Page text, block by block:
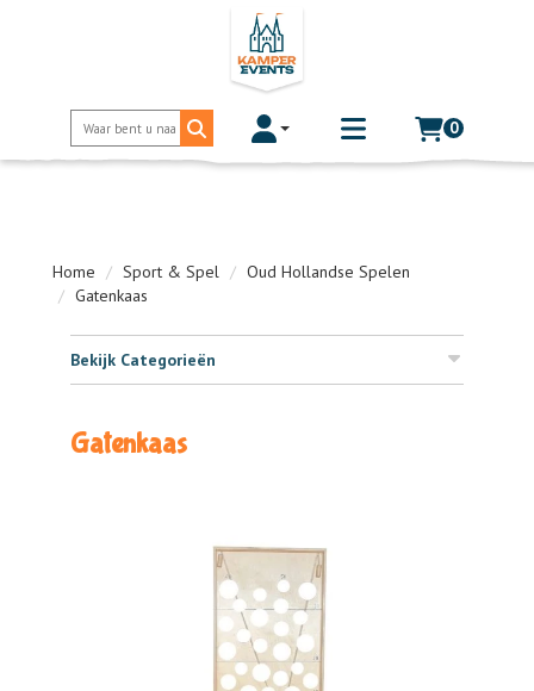
Toggle account dropdown
Toggle
mobile
0
Home Sport & Spel
Oud Hollandse Spelen
Gatenkaas
Bekijk Categorieën
Gatenkaas